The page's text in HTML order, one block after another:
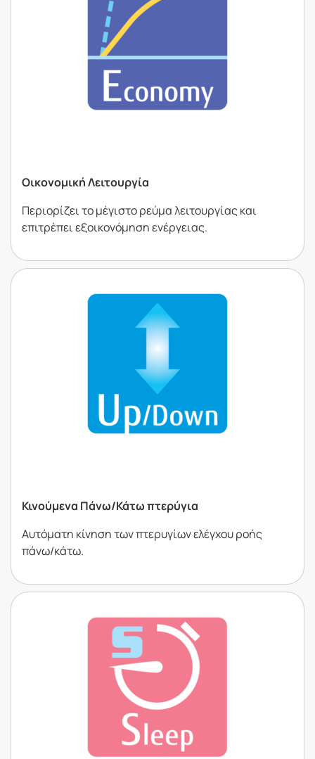
Οικονοµική Λειτουργία
Περιορίζει το µέγιστο ρεύµα λειτουργίας και
επιτρέπει εξοικονόµηση ενέργειας.
Κινούµενα Πάνω/Κάτω πτερύγια
Αυτόµατη κίνηση των πτερυγίων ελέγχου ροής
πάνω/κάτω.